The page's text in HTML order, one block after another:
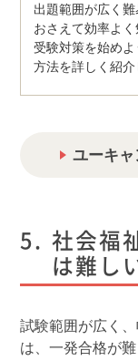
出題範囲が広く
おさえて効率よ
受験対策を始め
方法を詳しく紹介
ユーキ
社会福
は難し
試験範囲が広く
は、一発合格が